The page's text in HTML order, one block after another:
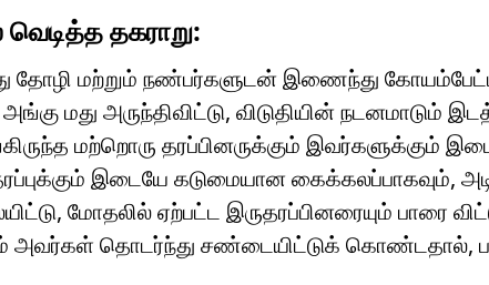
தகராறு:
தோழி மற்றும் நண்பர்களுடன் இணைந்து
மது அருந்திவிட்டு, விடுதியின் நடனமாடும்
மற்றொரு தரப்பினருக்கும் இவர்களுக்கும்
இடையே கடுமையான கைக்கலப்பாகவும்,
மோதலில் ஏற்பட்ட இருதரப்பினரையும் பாரை
அவர்கள் தொடர்ந்து சண்டையிட்டுக் கொண்டதால்,